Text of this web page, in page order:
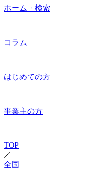
ホーム・検索
コラム
はじめての方
事業主の方
TOP
／
全国